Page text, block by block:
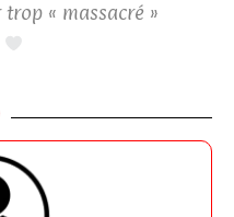
« massacré »